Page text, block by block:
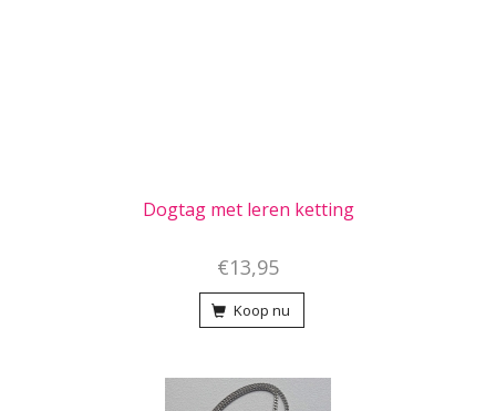
Dogtag met leren ketting
€13,95
Koop nu